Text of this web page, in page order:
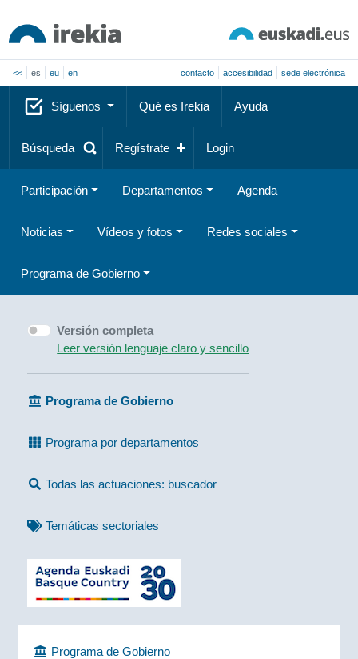
<< es eu en contacto accesibilidad sede electrónica
Síguenos Qué es Irekia Ayuda
Búsqueda Regístrate Login
Participación Departamentos Agenda
Noticias Vídeos y fotos Redes sociales
Programa de Gobierno
Versión completa
Leer versión lenguaje claro y sencillo
Programa de Gobierno
Programa por departamentos
Todas las actuaciones: buscador
Temáticas sectoriales
Programa de Gobierno